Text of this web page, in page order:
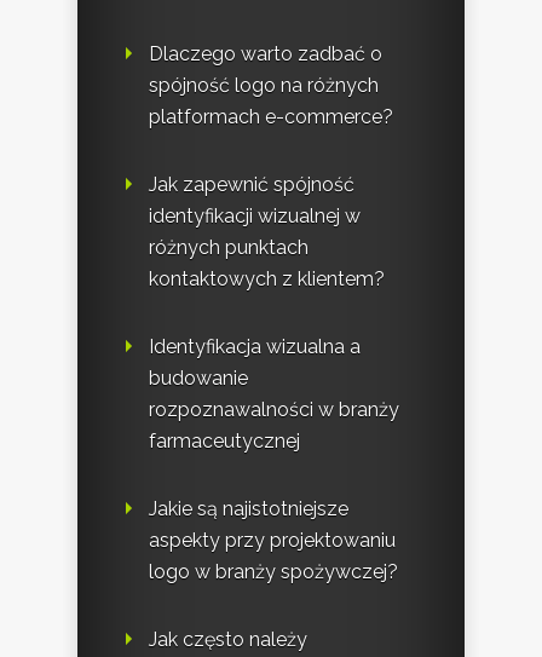
Dlaczego warto zadbać o
spójność logo na różnych
platformach e-commerce?
Jak zapewnić spójność
identyfikacji wizualnej w
różnych punktach
kontaktowych z klientem?
Identyfikacja wizualna a
budowanie
rozpoznawalności w branży
farmaceutycznej
Jakie są najistotniejsze
aspekty przy projektowaniu
logo w branży spożywczej?
Jak często należy